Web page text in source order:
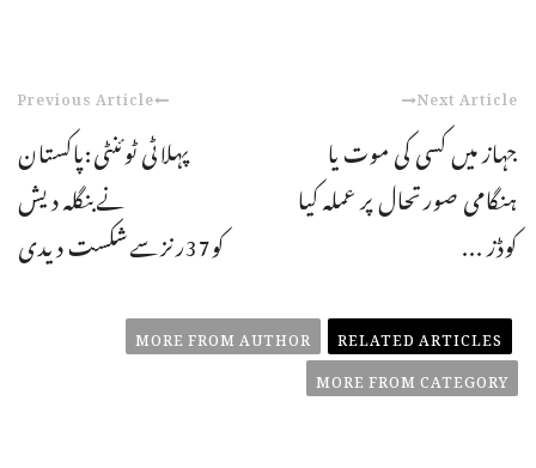
Previous Article
پہلاٹی ٹوئنٹی:پاکستان
نےبنگلہ دیش
کو37رنزسےشکست دیدی
Next Article
جہاز میں کسی کی موت یا
ہنگامی صورتحال پر عملہ کیا
کوڈز ...
RELATED ARTICLES
MORE FROM AUTHOR
MORE FROM CATEGORY